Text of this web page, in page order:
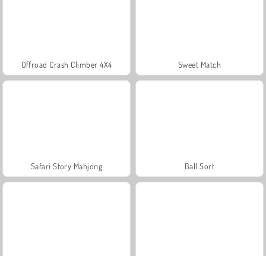
Offroad Crash Climber 4X4 Sweet Match
Safari Story Mahjong Ball Sort